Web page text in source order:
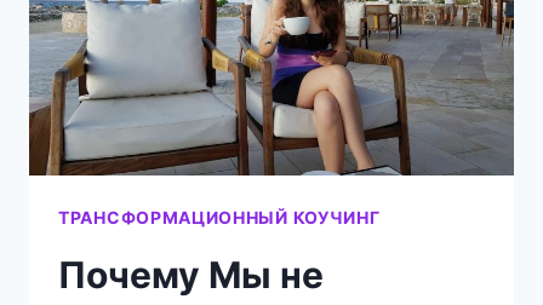
ТРАНСФОРМАЦИОННЫЙ КОУЧИНГ
Почему Мы не